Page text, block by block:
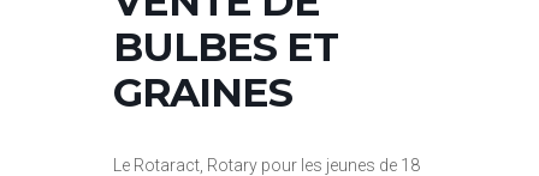
BULBES ET
GRAINES
Le Rotaract, Rotary pour les jeunes de 18